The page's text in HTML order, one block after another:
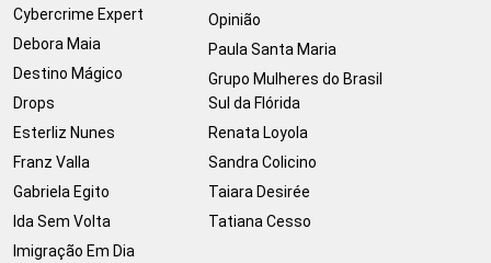
Cybercrime Expert
Debora Maia
Destino Mágico
Drops
Esterliz Nunes
Franz Valla
Gabriela Egito
Ida Sem Volta
Imigração Em Dia
Opinião
Paula Santa Maria
Grupo Mulheres do Brasil
Sul da Flórida
Renata Loyola
Sandra Colicino
Taiara Desirée
Tatiana Cesso